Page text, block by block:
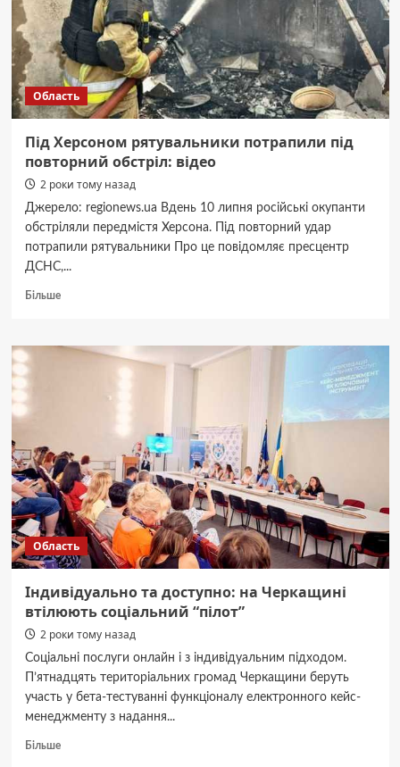
Область
Під Херсоном рятувальники потрапили під
повторний обстріл: відео
2 роки тому назад
Джерело: regionews.ua Вдень 10 липня російські окупанти
обстріляли передмістя Херсона. Під повторний удар
потрапили рятувальники Про це повідомляє пресцентр
ДСНС,...
БільшеДокладніше
Херсоном
рятувальники
Область
Індивідуально та доступно: на Черкащині
втілюють соціальний “пілот”
2 роки тому назад
Соціальні послуги онлайн і з індивідуальним підходом.
П’ятнадцять територіальних громад Черкащини беруть
участь у бета-тестуванні функціоналу електронного кейс-
менеджменту з надання...
БільшеДокладніше